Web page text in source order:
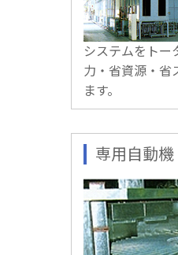
システムをトー
力・省資源・省
ます。
専用自動機